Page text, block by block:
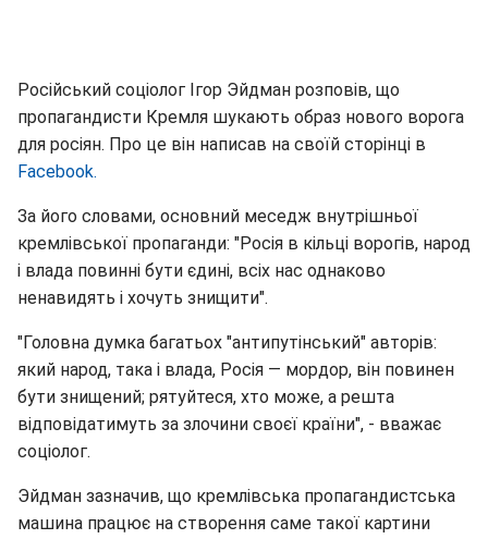
Російський соціолог Ігор Эйдман розповів, що
пропагандисти Кремля шукають образ нового ворога
для росіян. Про це він написав на своїй сторінці в
Facebook.
За його словами, основний меседж внутрішньої
кремлівської пропаганди: "Росія в кільці ворогів, народ
і влада повинні бути єдині, всіх нас однаково
ненавидять і хочуть знищити".
"Головна думка багатьох "антипутінський" авторів:
який народ, така і влада, Росія — мордор, він повинен
бути знищений; рятуйтеся, хто може, а решта
відповідатимуть за злочини своєї країни", - вважає
соціолог.
Эйдман зазначив, що кремлівська пропагандистська
машина працює на створення саме такої картини